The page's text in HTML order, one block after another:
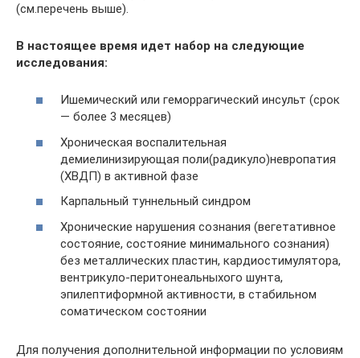
(см.перечень выше).
В настоящее время идет набор на следующие
исследования:
Ишемический или геморрагический инсульт (срок
— более 3 месяцев)
Хроническая воспалительная
демиелинизирующая поли(радикуло)невропатия
(ХВДП) в активной фазе
Карпальный туннельный синдром
Хронические нарушения сознания (вегетативное
состояние, состояние минимального сознания)
без металлических пластин, кардиостимулятора,
вентрикуло-перитонеальныхого шунта,
эпилептиформной активности, в стабильном
соматическом состоянии
Для получения дополнительной информации по условиям